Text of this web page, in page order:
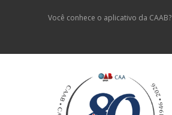
Você conhece o aplicativo da CAAB?